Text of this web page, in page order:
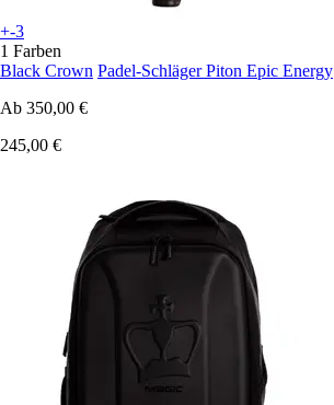
+-3
1 Farben
Black Crown Padel-Schläger Piton Epic Energy
Ab 350,00 €
245,00 €